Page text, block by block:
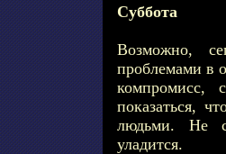
Суббота
Возможно,
проблемами в
компромисс,
показаться,
людьми. Не
уладится.